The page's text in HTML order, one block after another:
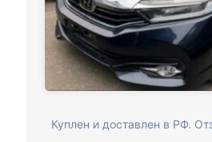
Куплен и доставлен в РФ.